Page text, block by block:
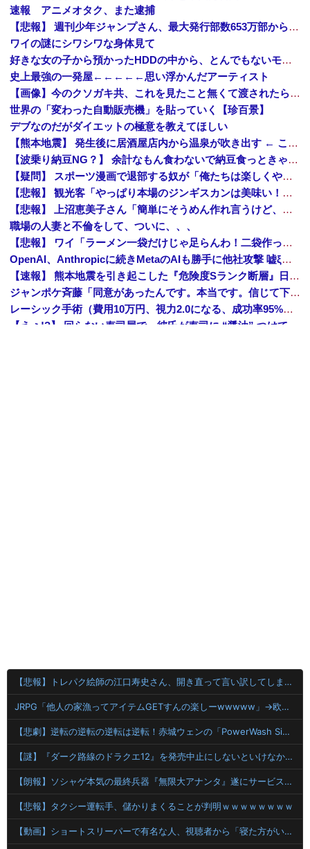
速報 アニメオタク、また逮捕
【悲報】 週刊少年ジャンプさん、最大発行部数653万部から急降下でついに100万部を割ってしまう…
ワイの謎にシワシワな身体見て
好きな女の子から預かったHDDの中から、とんでもないモノを発見してしまった
史上最強の一発屋←←←←←思い浮かんだアーティスト
【画像】今のクソガキ共、これを見たこと無くて渡されたらパニクるらしいｗｗｗｗｗｗｗｗｗｗｗｗｗ
世界の「変わった自動販売機」を貼っていく【珍百景】
デブなのだがダイエットの極意を教えてほしい
【熊本地震】 発生後に居酒屋店内から温泉が吹き出す ← これ前触れじゃね？
【波乗り納豆NG？】 余計なもん食わないで納豆食っときゃ間違いないことが判明した
【疑問】 スポーツ漫画で退部する奴が「俺たちは楽しくやりたかったんだよ」って言い出す理由ｗｗｗｗｗ
【悲報】 観光客「やっぱり本場のジンギスカンは美味い！」道民ワイ「ぷっｗｗｗｗ」
【悲報】 上沼恵美子さん「簡単にそうめん作れ言うけど、そうめん作りて地獄なんよ」
職場の人妻と不倫をして、ついに、、、
【悲報】 ワイ「ラーメン一袋だけじゃ足らんわ！二袋作ったろ！」→結果ｗｗｗ
OpenAI、Anthropicに続きMetaのAIも勝手に他社攻撃 嘘ξけど何これ流行ってんの？
【速報】 熊本地震を引き起こした『危険度Sランク断層』日本のド真ん中に10カ所もあると判明
ジャンポケ斉藤「同意があったんです。本当です。信じて下さい」 ←何でこの主張が通らないの？
レーシック手術（費用10万円、視力2.0になる、成功率95%）←これをしない理由ｗｗ
【悲報】トレパク絵師の江口寿史さん、開き直って言い訳してしまう。全く反省してないと話題に
JRPG「他人の家漁ってアイテムGETすんの楽しーwwwww」→欧米で馬鹿にされてしまう
【悲劇】逆転の逆転の逆転は逆転！赤城ウェンの「PowerWash Simulator」で魅せるゲームと言いつつ雑談「ちいかわ気付いたらTシャツ・オリオンビールコラボも購入」
【謎】『ダーク路線のドラクエ12』を発売中止にしないといけなかった理由ってガチでなに？とりあえすだせばいいやん
【朗報】ソシャゲ本気の最終兵器『無限大アナンタ』遂にサービス開始へwwww
【悲報】タクシー運転手、儲かりまくることが判明ｗｗｗｗｗｗｗｗ
【動画】ショートスリーパーで有名な人、視聴者から「寝た方がいい」と言われブチギレ